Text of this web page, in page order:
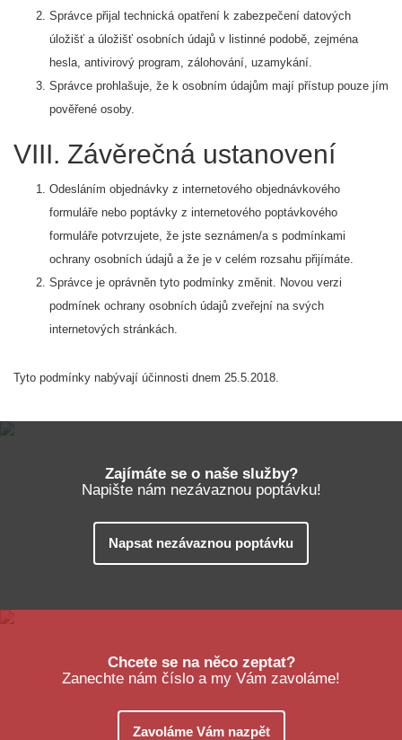
Správce přijal technická opatření k zabezpečení datových
úložišť a úložišť osobních údajů v listinné podobě, zejména
hesla, antivirový program, zálohování, uzamykání.
Správce prohlašuje, že k osobním údajům mají přístup pouze jím
pověřené osoby.
VIII. Závěrečná ustanovení
Odesláním objednávky z internetového objednávkového
formuláře nebo poptávky z internetového poptávkového
formuláře potvrzujete, že jste seznámen/a s podmínkami
ochrany osobních údajů a že je v celém rozsahu přijímáte.
Správce je oprávněn tyto podmínky změnit. Novou verzi
podmínek ochrany osobních údajů zveřejní na svých
internetových stránkách.
Tyto podmínky nabývají účinnosti dnem 25.5.2018.
Zajímáte se o naše služby?
Napište nám nezávaznou poptávku!
Napsat nezávaznou poptávku
Chcete se na něco zeptat?
Zanechte nám číslo a my Vám zavoláme!
Zavoláme Vám nazpět